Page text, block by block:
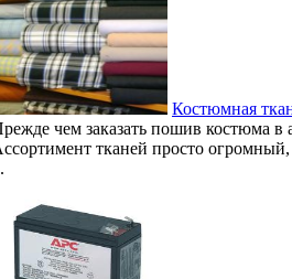
Костюмная
чем заказать пошив костюма в
тканей просто